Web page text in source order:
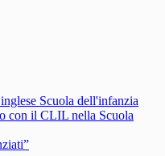
Scuola dell'infanzia
con il CLIL nella Scuola